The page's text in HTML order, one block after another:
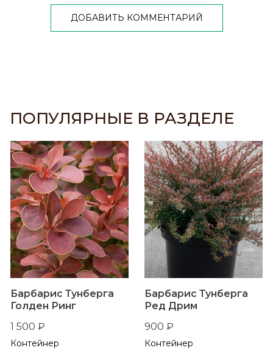
ДОБАВИТЬ КОММЕНТАРИЙ
ПОПУЛЯРНЫЕ В РАЗДЕЛЕ
Барбарис Тунберга
Голден Ринг
1 500 ₽
Контейнер
Барбарис Тунберга
Ред Дрим
900 ₽
Контейнер